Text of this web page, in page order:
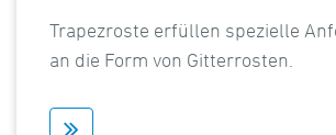
Trapezroste erfüllen spezielle
an die Form von Gitterrosten.